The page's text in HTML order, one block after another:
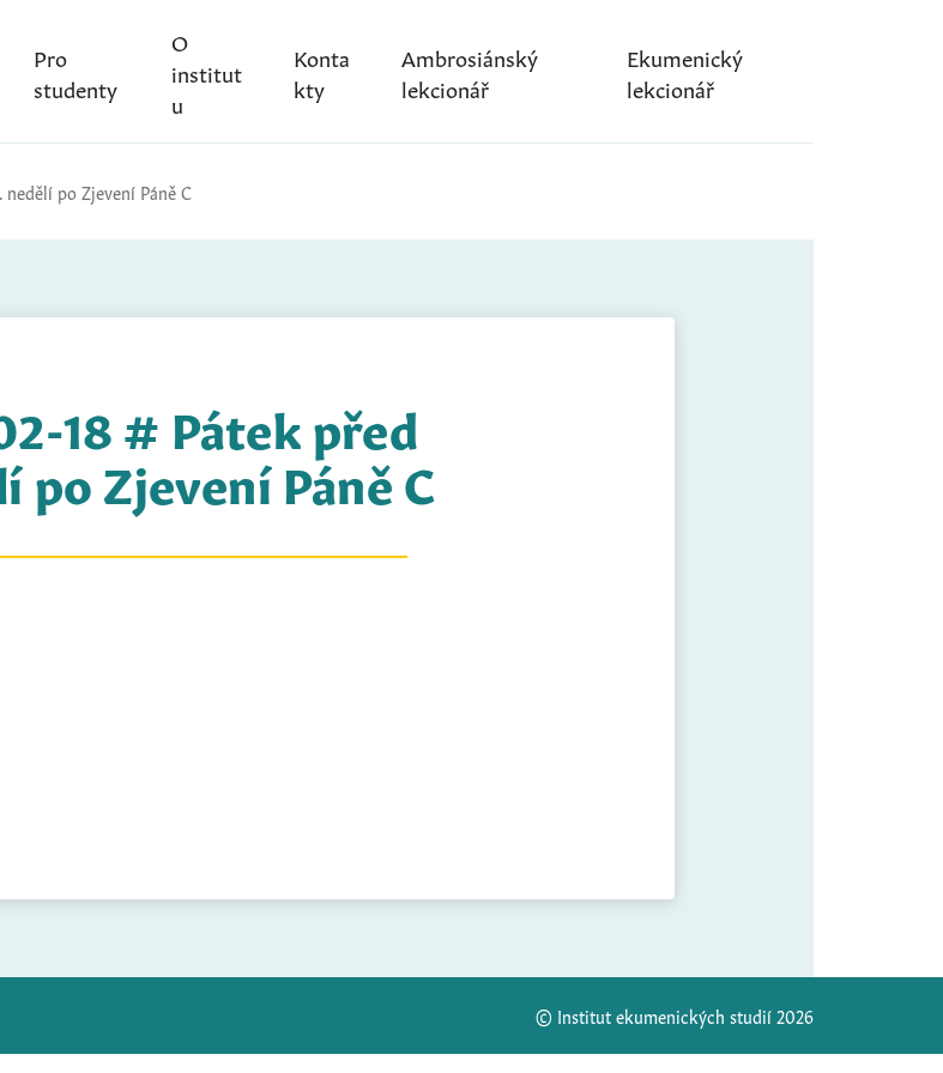
Pro
studenty
O
institut
u
Konta
kty
Ambrosiánský
lekcionář
Ekumenický
lekcionář
po Zjevení Páně C
18 # Pátek před
po Zjevení Páně C
© Institut ekumenických studií 2026